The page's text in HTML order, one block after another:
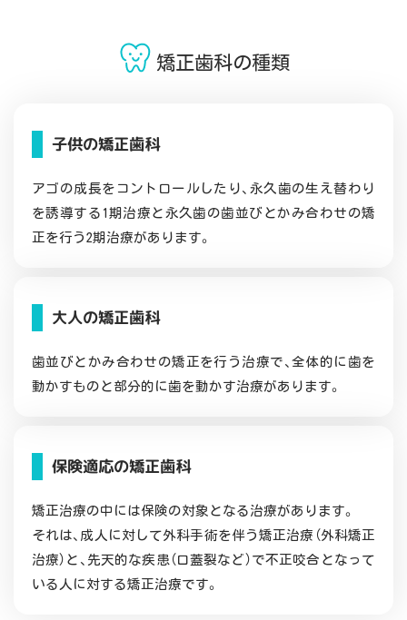
矯正歯科の種類
子供の矯正歯科
アゴの成長をコントロールしたり、永久歯の生え替わり
を誘導する1期治療と永久歯の歯並びとかみ合わせの矯
正を行う2期治療があります。
大人の矯正歯科
歯並びとかみ合わせの矯正を行う治療で、全体的に歯を
動かすものと部分的に歯を動かす治療があります。
保険適応の矯正歯科
矯正治療の中には保険の対象となる治療があります。
それは、成人に対して外科手術を伴う矯正治療（外科矯正
治療）と、先天的な疾患（口蓋裂など）で不正咬合となって
いる人に対する矯正治療です。